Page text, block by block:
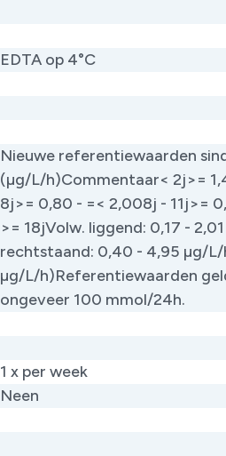
EDTA op 4°C
Nieuwe referentiewaarden
(µg/L/h)​Commentaar​< 2j​>=
8j​>= 0,80 - =< 2,00​​8j - 11j​>=
>= 18j​​Volw. liggend: 0,17 -
rechtstaand: 0,40 - 4,95 µg/
µg/L/h)Referentiewaarden
ongeveer 100 mmol/24h.
1 x per week
Neen